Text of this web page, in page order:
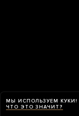
МЫ ИСПОЛЬЗУЕМ КУКИ!
ЧТО ЭТО ЗНАЧИТ?